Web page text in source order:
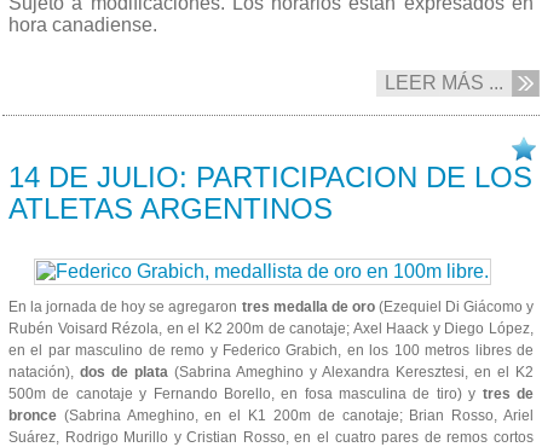
hora canadiense.
LEER MÁS ...
14 DE JULIO: PARTICIPACION DE LOS
ATLETAS ARGENTINOS
En la jornada de hoy se agregaron tres medalla de oro(Ezequiel Di Giácomo y
Rubén Voisard Rézola, en el K2 200m de canotaje; Axel Haack y Diego López,
en el par masculino de remo y Federico Grabich, en los 100 metros libres de
natación), dos de plata (Sabrina Ameghino y Alexandra Keresztesi, en el K2
500m de canotaje y Fernando Borello, en fosa masculina de tiro) y tres de
bronce (Sabrina Ameghino, en el K1 200m de canotaje; Brian Rosso, Ariel
Suárez, Rodrigo Murillo y Cristian Rosso, en el cuatro pares de remos cortos